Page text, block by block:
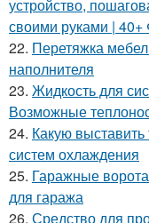
устройство,
своими руками |
22. Перетяжка
наполнителя
23. Жидкость для
Возможные
24. Какую
систем охлаждения
25. Гаражные
для гаража
26. Средство для